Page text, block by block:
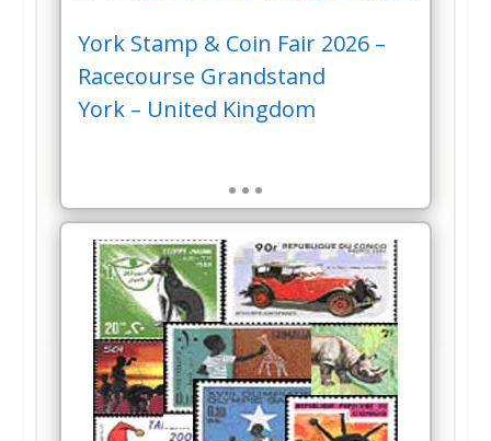
York Stamp & Coin Fair 2026 –
Racecourse Grandstand
York – United Kingdom
…